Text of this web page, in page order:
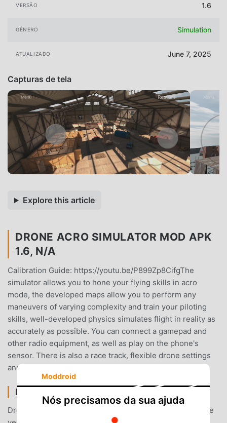
VERSÃO 1.6
GÊNERO Simulation
ATUALIZADO June 7, 2025
Capturas de tela
Explore this article
DRONE ACRO SIMULATOR MOD APK
1.6, N/A
Calibration Guide: https://youtu.be/P899Zp8CifgThe
simulator allows you to hone your flying skills in acro
mode, the developed maps allow you to perform any
maneuvers of varying complexity and train your piloting
skills, well-developed physics simulates flight in reality as
accurately as possible. You can connect a gamepad and
other radio equipment, as well as play on the phone's
sensor. There is also a race track, flexible drone settings
and graphics.
DRONE ACRO SIMULATOR INTRODUÇÃO
Drone acro simulatoré um jogo popular de simulation que
Moddroid
Nós precisamos da sua ajuda